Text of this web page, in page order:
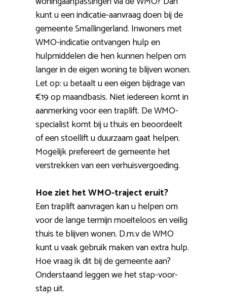
kunt u een indicatie-aanvraag doen bij de
gemeente Smallingerland. Inwoners met
WMO-indicatie ontvangen hulp en
hulpmiddelen die hen kunnen helpen om
langer in de eigen woning te blijven wonen.
Let op: u betaalt u een eigen bijdrage van
€19 op maandbasis. Niet iedereen komt in
aanmerking voor een traplift. De WMO-
specialist komt bij u thuis en beoordeelt
of een stoellift u duurzaam gaat helpen.
Mogelijk prefereert de gemeente het
verstrekken van een verhuisvergoeding.
Hoe ziet het WMO-traject eruit?
Een traplift aanvragen kan u helpen om
voor de lange termijn moeiteloos en veilig
thuis te blijven wonen. D.m.v de WMO
kunt u vaak gebruik maken van extra hulp.
Hoe vraag ik dit bij de gemeente aan?
Onderstaand leggen we het stap-voor-
stap uit.